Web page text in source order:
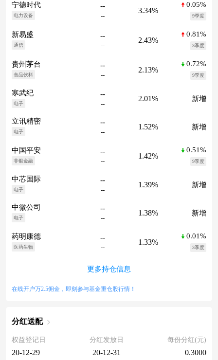
宁德时代
电力设备
--
--
3.34%
0.05%
9季度
新易盛
通信
--
--
2.43%
0.81%
3季度
贵州茅台
食品饮料
--
--
2.13%
0.72%
9季度
寒武纪
电子
--
--
2.01% 新增
立讯精密
电子
--
--
1.52% 新增
中国平安
非银金融
--
--
1.42%
0.51%
9季度
中芯国际
电子
--
--
1.39% 新增
中微公司
电子
--
--
1.38% 新增
药明康德
医药生物
--
--
1.33%
0.01%
3季度
更多持仓信息
在线开户万2.5佣金，即刻参与基金重仓股行情！
分红送配
权益登记日
20-12-29
分红发放日
20-12-31
每份分红(元)
0.3000